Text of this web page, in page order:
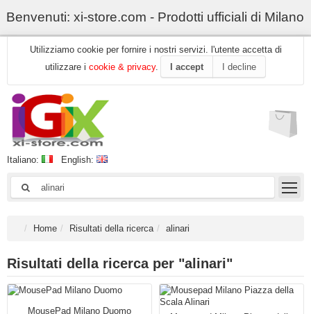
Benvenuti: xi-store.com - Prodotti ufficiali di Milano
Utilizziamo cookie per fornire i nostri servizi. l'utente accetta di
utilizzare i cookie & privacy. I accept I decline
Italiano: English:
Home Risultati della ricerca alinari
Risultati della ricerca per "alinari"
MousePad Milano Duomo